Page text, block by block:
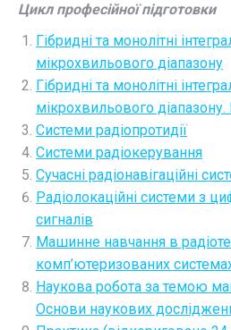
Цикл професійної підготовки
Гібридні та монолітні
мікрохвильового діапазону
Гібридні та монолітні
мікрохвильового
Системи радіопротидії
Системи радіокерування
Сучасні радіонавігаційні
Радіолокаційні системи з
сигналів
Машинне навчання в
комп’ютеризованих
Наукова робота за темою
Основи наукових